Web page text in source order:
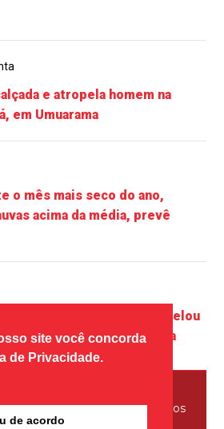
site você concorda
de Privacidade.
de acordo
e atropela homem na
em Umuarama
o mês mais seco do ano,
acima da média, prevê
embriagada que atropelou
no centro de Umuarama
Tribuna Hoje - Todos os direitos